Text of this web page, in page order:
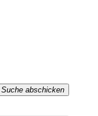
Suche abschicken